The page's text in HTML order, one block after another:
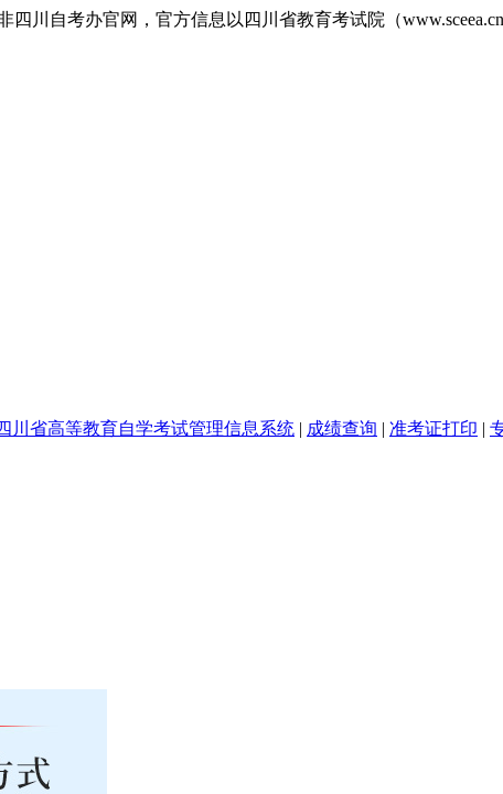
川自考办官网，官方信息以四川省教育考试院（
川省高等教育自学考试管理信息系统 | 成绩查询 | 准考证打印 |